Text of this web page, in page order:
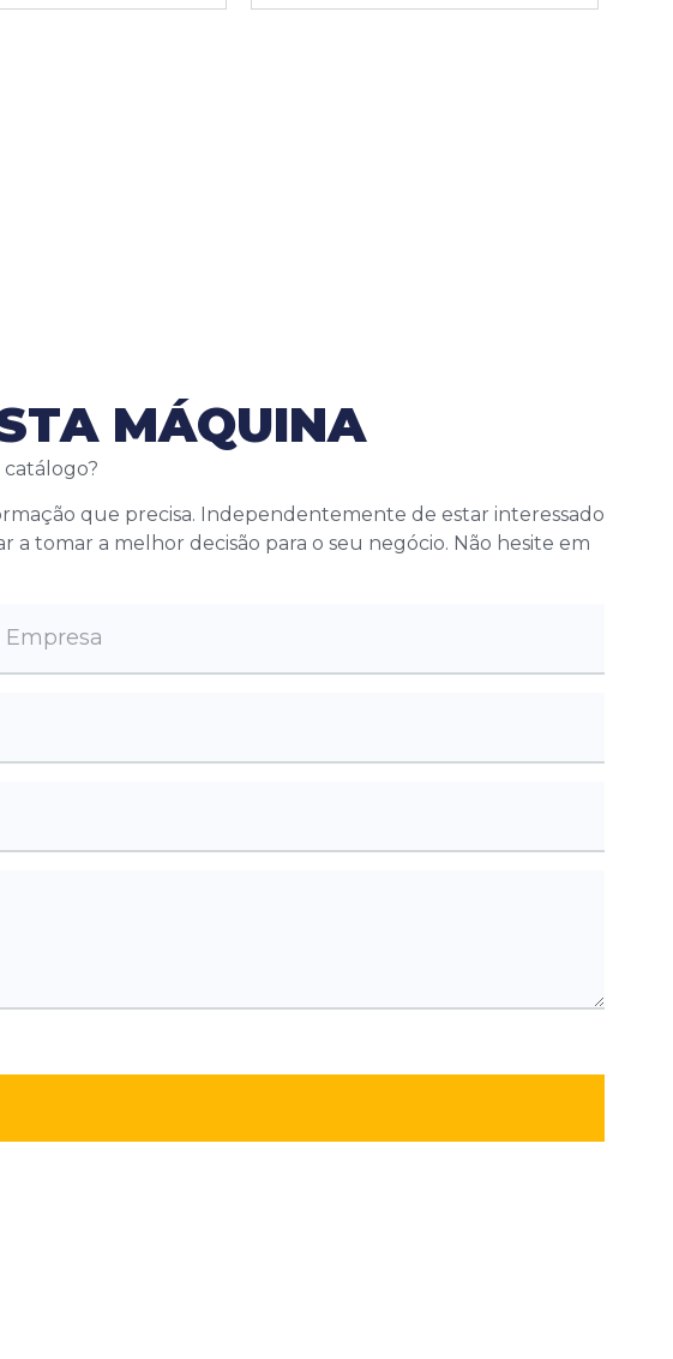
MÁQUINA
que precisa. Independentemente de estar interessado
tomar a melhor decisão para o seu negócio. Não hesite em